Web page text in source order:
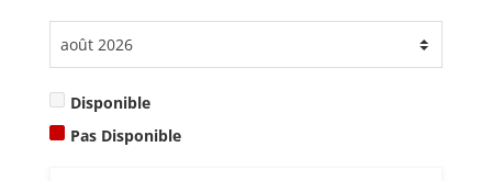
Disponible
Pas Disponible